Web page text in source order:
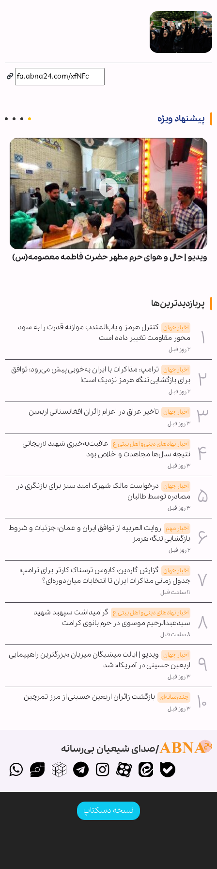
پیشنهاد ویژه
ویدیو | حال و هوای حرم مطهر حضرت فاطمه معصومه(س)
پربازدیدترین‌ها
اخبار جهان کنترل هرمز و باب‌المندب موازنه قدرت را به سود
محور مقاومت تغییر داده است
۲ روز قبل
اخبار جهان ترامپ: مذاکرات با ایران به‌خوبی پیش می‌رود؛ توافق
برای بازگشایی تنگه هرمز نزدیک است!
۲ روز قبل
اخبار جهان تأخیر عراق در اعزام زائران افغانستانی اربعین
۳ روز قبل
اخبار نهادهای دینی و اهل بیتی ع عاقبت‌به‌خیری شهید لاریجانی
نتیجه سال‌ها مجاهدت و اخلاص بود
۳ روز قبل
اخبار جهان درخواست مالک شهرک امید سبز برای بازنگری در
مصادره توسط طالبان
۳ روز قبل
اخبار مهم روایت العربیه از توافق ایران و عمان؛ جزئیات و شروط
بازگشایی تنگه هرمز
۲ روز قبل
اخبار جهان گزارش گاردین: کابوس ترسناک کارتر برای ترامپ؛
جدول زمانی مذاکرات ایران تا انتخابات میان‌دوره‌ای؟
۱۱ ساعت قبل
اخبار نهادهای دینی و اهل بیتی ع گرامیداشت سپهبد شهید
سیدعبدالرحیم موسوی در حرم بانوی کرامت
۸ ساعت قبل
اخبار جهان ویدیو | ایالت میشیگان میزبان »بزرگترین راهپیمایی
اربعین حسینی در آمریکا« شد
۳ روز قبل
چندرسانه‌ای بازگشت زائران اربعین حسینی از مرز تمرچین
۳ روز قبل
صدای شیعیان بی‌رسانه
نسخه دسکتاپ